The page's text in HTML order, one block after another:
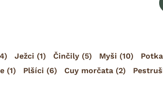
Ježci (1) Činčily (5) Myši (10)
(1) Plšíci (6) Cuy morčata (2)